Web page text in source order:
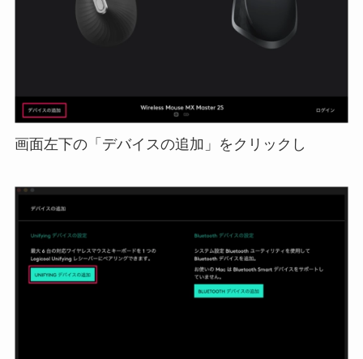
画面左下の「デバイスの追加」をクリックし